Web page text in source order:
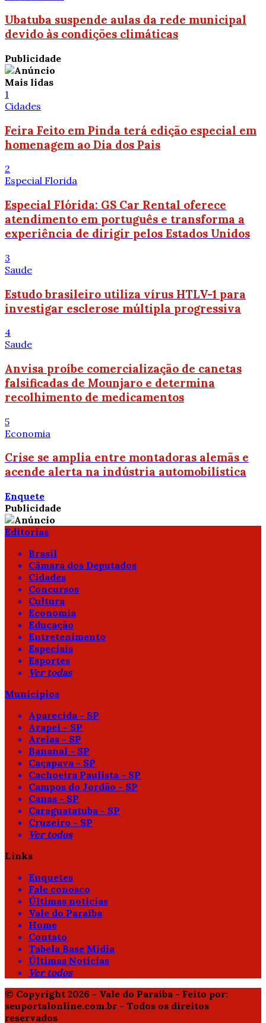
Ubatuba suspende aulas da rede municipal
devido às condições climáticas
Publicidade
Mais lidas
1
Cidades
Feira Feito em Pinda terá edição especial em
homenagem ao Dia dos Pais
2
Especial Florida
Especial Flórida: GS Car Rental oferece
atendimento em português e transforma a
experiência de dirigir pelos Estados Unidos
3
Saude
Estudo brasileiro utiliza vírus HTLV-1 para
investigar esclerose múltipla progressiva
4
Saude
Anvisa proíbe comercialização de canetas
falsificadas de Mounjaro e determina
recolhimento de medicamentos
5
Economia
Crise se amplia entre montadoras alemãs e
acende alerta na indústria automobilística
Enquete
Publicidade
Editorias
Brasil
Câmara dos Deputados
Cidades
Concursos
Cultura
Economia
Educação
Entretenimento
Especiais
Esportes
Ver todas
Municípios
Aparecida - SP
Arapeí - SP
Areias - SP
Bananal - SP
Caçapava - SP
Cachoeira Paulista - SP
Campos do Jordão - SP
Canas - SP
Caraguatatuba - SP
Cruzeiro - SP
Ver todos
Links
Enquetes
Fale conosco
Últimas notícias
Vale do Paraíba
Home
Contato
Tabela Base Mídia
Últimas Notícias
Ver todos
© Copyright 2026 - Vale do Paraíba - Feito por:
seuportalonline.com.br - Todos os direitos
reservados